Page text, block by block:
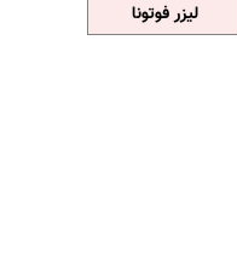
لیزر فوتونا